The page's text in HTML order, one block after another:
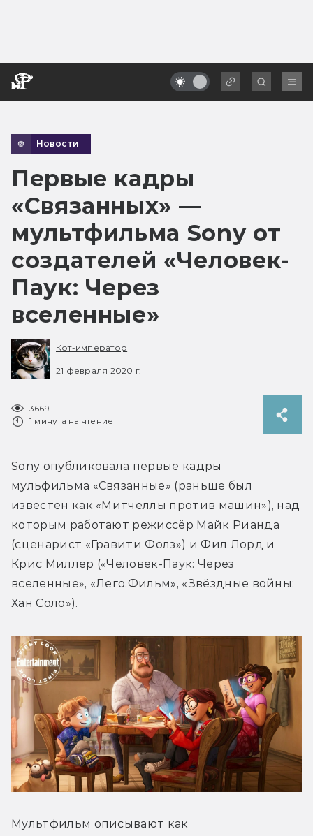
Новости
Первые кадры
«Связанных» —
мультфильма Sony от
создателей «Человек-
Паук: Через
вселенные»
Кот-император
21 февраля 2020 г.
3669
1 минута на чтение
Sony опубликовала первые кадры
мульфильма «Связанные» (раньше был
известен как «Митчеллы против машин»), над
которым работают режиссёр Майк Рианда
(сценарист «Гравити Фолз») и Фил Лорд и
Крис Миллер («Человек-Паук: Через
вселенные», «Лего.Фильм», «Звёздные войны:
Хан Соло»).
Мультфильм описывают как